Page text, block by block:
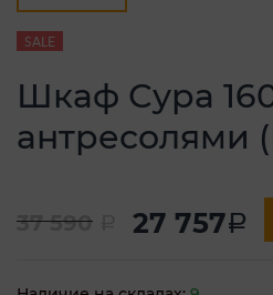
SALE
Шкаф Сура
антресолями
37 590 27 757a